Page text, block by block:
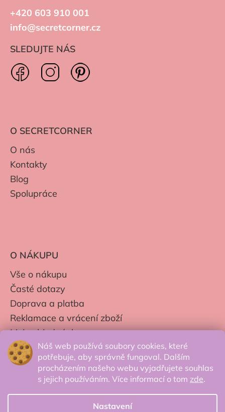
Náš web používá soubory cookies, které
potřebuje, aby správně fungoval. Dalším
procházením našeho webu vyjadřujete souhlas
s jejich používáním. Více informací o tom zde.
Nastavení
+420 603 910 001
info@secretcorner.cz
SLEDUJTE NÁS
O SECRETCORNER
O nás
Kontakty
Blog
Spolupráce
O NÁKUPU
Vše o nákupu
Časté dotazy
Doprava a platba
Reklamace a vrácení zboží
Moje objednávky
Obchodní podmínky
Zpracování os. údajů